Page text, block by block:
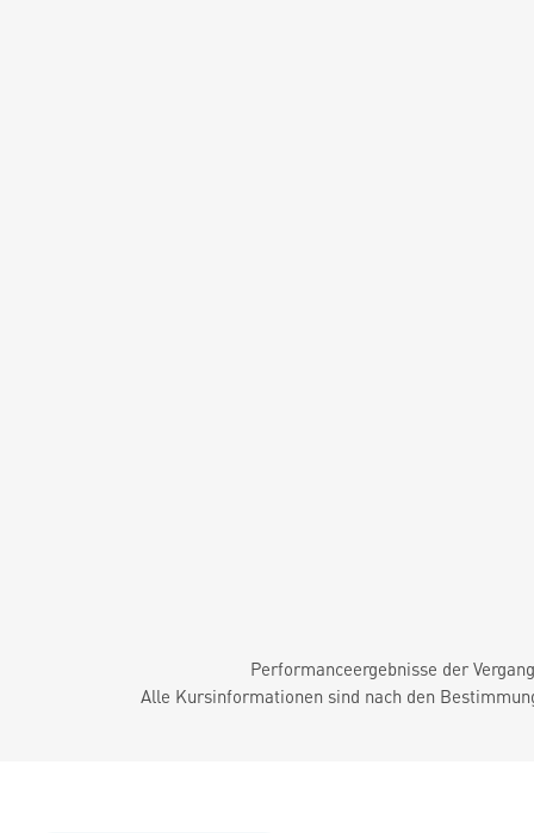
Performanceergebnisse der
Alle Kursinformationen sind nach den